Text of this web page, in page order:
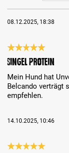
08.12.2025, 18:38
Bewertung mit 5
Singel Protein
Mein Hund hat
Belcando verträgt
empfehlen.
14.10.2025, 10:46